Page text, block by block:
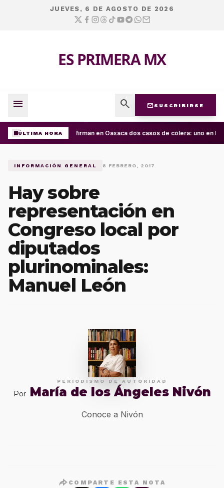
JUEVES, 6 DE AGOSTO DE 2026
ES PRIMERA MX
menu search mail SUSCRIBIRSE
ÚLTIMA HORA Confirman en Oaxaca dos casos de cólera: uno en
INFORMACIÓN GENERAL 8 FEBRERO, 2017
Hay sobre
representación en
Congreso local por
diputados
plurinominales:
Manuel León
PERIODISMO DE AUTORIDAD
Por María de los Ángeles Nivón
Conoce a Nivón
COMPARTE ESTA NOTA